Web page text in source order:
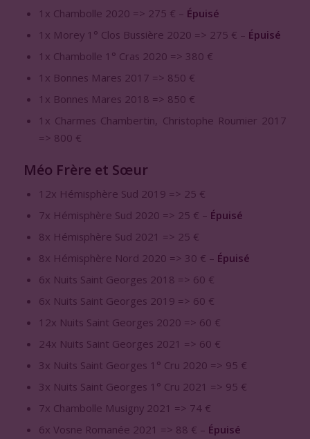
1x Chambolle 2020 => 275 € – Épuisé
1x Morey 1° Clos Bussière 2020 => 275 € – Épuisé
1x Chambolle 1° Cras 2020 => 380 €
1x Bonnes Mares 2017 => 850 €
1x Bonnes Mares 2018 => 850 €
1x Charmes Chambertin, Christophe Roumier 2017
=> 800 €
Méo Frère et Sœur
12x Hémisphère Sud 2019 => 25 €
7x Hémisphère Sud 2020 => 25 € – Épuisé
8x Hémisphère Sud 2021 => 25 €
8x Hémisphère Nord 2020 => 30 € – Épuisé
6x Nuits Saint Georges 2018 => 60 €
6x Nuits Saint Georges 2019 => 60 €
12x Nuits Saint Georges 2020 => 60 €
24x Nuits Saint Georges 2021 => 60 €
3x Nuits Saint Georges 1° Cru 2020 => 95 €
3x Nuits Saint Georges 1° Cru 2021 => 95 €
7x Chambolle Musigny 2021 => 74 €
6x Vosne Romanée 2021 => 88 € – Épuisé